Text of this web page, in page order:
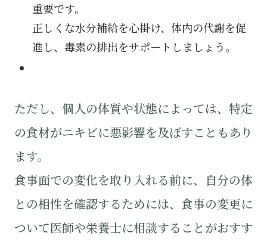
重要です。
正しくな水分補給を心掛け、体内の代謝を促
進し、毒素の排出をサポートしましょう。
ただし、個人の体質や状態によっては、特定
の食材がニキビに悪影響を及ぼすこともあり
ます。
食事面での変化を取り入れる前に、自分の体
との相性を確認するためには、食事の変更に
ついて医師や栄養士に相談することがおすす